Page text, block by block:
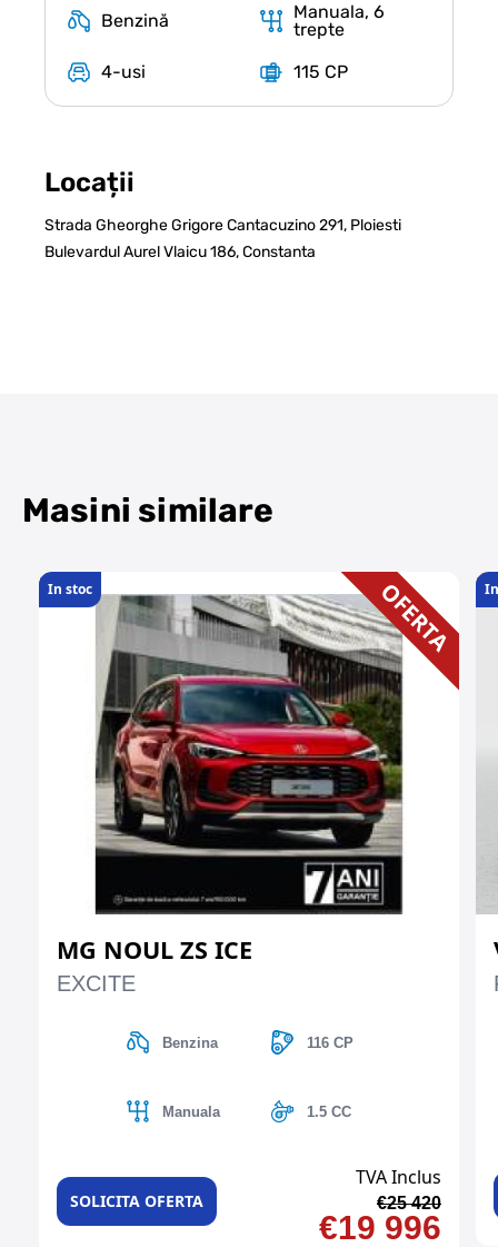
Benzină
Manuala, 6
trepte
4-usi
115 CP
Locații
Strada Gheorghe Grigore Cantacuzino 291, Ploiesti
Bulevardul Aurel Vlaicu 186, Constanta
Masini similare
In stoc OFERTA
MG NOUL ZS ICE
EXCITE
Benzina 116 CP
Manuala 1.5 CC
SOLICITA OFERTA
TVA Inclus
€25 420
€19 996